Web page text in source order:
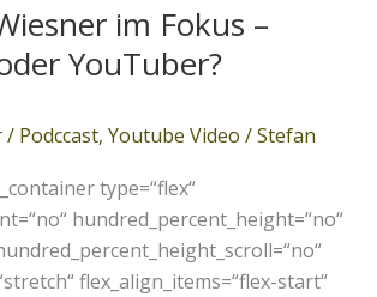
im Fokus –
YouTuber?
/ Podccast, Youtube Video /Stefan
type=“flex“
hundred_percent_height=“no“
flex_align_items=“flex-start“